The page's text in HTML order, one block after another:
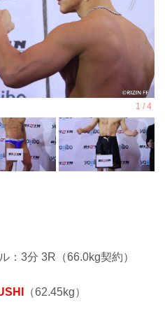
：3分 3R（66.0kg契約）
（62.45kg）